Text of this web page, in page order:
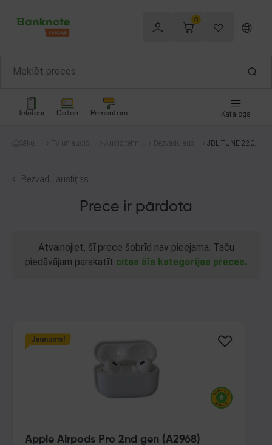
0
Telefoni Datori Remontam Katalogs
Sākum
TV un audio te
Audio tehnik
Bezvadu austi
JBL TUNE 220
Bezvadu austiņas
Prece ir pārdota
Atvainojiet, šī prece šobrīd nav pieejama. Taču
piedāvājam parskatīt citas šīs kategorijas preces.
Jaunums!
Apple Airpods Pro 2nd gen (A2968)